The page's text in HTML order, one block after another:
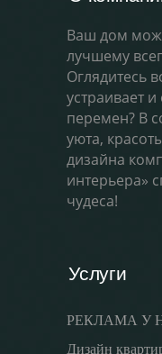
Ваш дом
лучшему
Оглядитесь
устраивает
перемен? В
уюта,
дизайна
интерьера»
чудеса!
Услуги
РЕКЛАМА У
Дизайн